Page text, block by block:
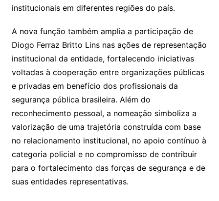
institucionais em diferentes regiões do país.
A nova função também amplia a participação de
Diogo Ferraz Britto Lins nas ações de representação
institucional da entidade, fortalecendo iniciativas
voltadas à cooperação entre organizações públicas
e privadas em benefício dos profissionais da
segurança pública brasileira. Além do
reconhecimento pessoal, a nomeação simboliza a
valorização de uma trajetória construída com base
no relacionamento institucional, no apoio contínuo à
categoria policial e no compromisso de contribuir
para o fortalecimento das forças de segurança e de
suas entidades representativas.